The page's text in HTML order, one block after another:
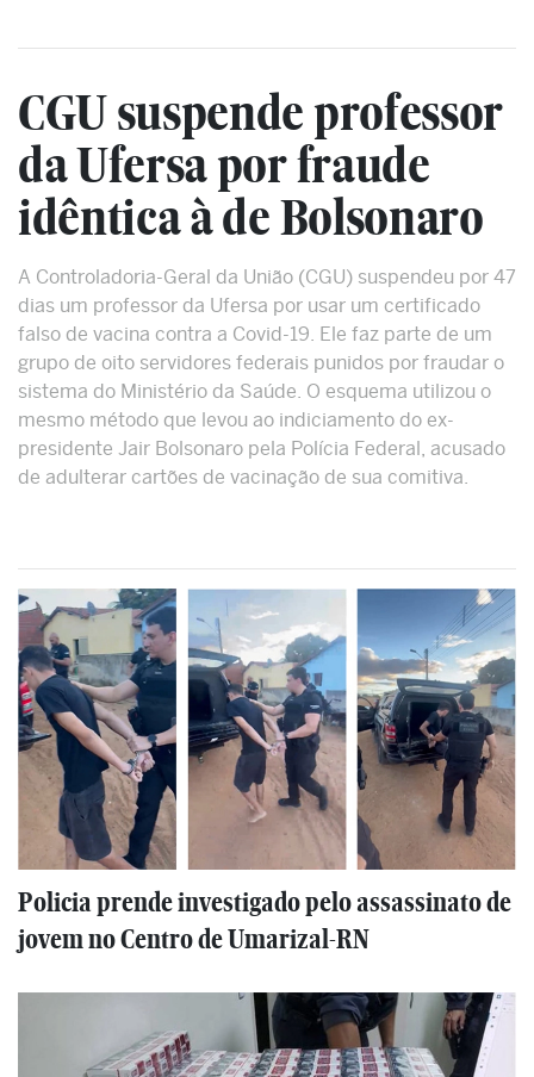
CGU suspende professor
da Ufersa por fraude
idêntica à de Bolsonaro
A Controladoria-Geral da União (CGU) suspendeu por 47
dias um professor da Ufersa por usar um certificado
falso de vacina contra a Covid-19. Ele faz parte de um
grupo de oito servidores federais punidos por fraudar o
sistema do Ministério da Saúde. O esquema utilizou o
mesmo método que levou ao indiciamento do ex-
presidente Jair Bolsonaro pela Polícia Federal, acusado
de adulterar cartões de vacinação de sua comitiva.
Policia prende investigado pelo assassinato de
jovem no Centro de Umarizal-RN